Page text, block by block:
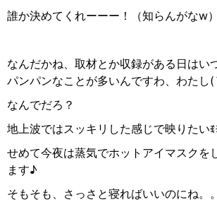
誰か決めてくれーーー！（知らんがなw）
なんだかね、取材とか収録がある日はい
パンパンなことが多いんですわ、わたし
なんでだろ？
地上波ではスッキリした感じで映りたい
せめて今夜は蒸気でホットアイマスクを
ます♪
そもそも、さっさと寝ればいいのにね。。